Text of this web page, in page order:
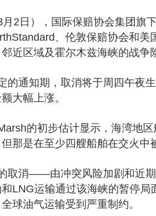
月2日），国际保赔协会集团旗
、伦敦保赔协会和
近区域及霍尔木兹海峡的战争
的通知期，取消将于周四午夜
大幅上涨。
的初步估计显示，海湾地
那是在至少四艘船舶在交火中
取消——由冲突风险加剧和近
LNG运输通过该海峡的暂停
球油气运输受到严重制约。